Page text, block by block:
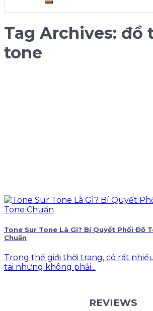
Tag Archives: đồ
tone
Tone Sur Tone Là Gì? Bí Quyết Phối Đồ
Chuẩn
Trong thế giới thời trang, có rất
tai nhưng không phải...
REVIEWS